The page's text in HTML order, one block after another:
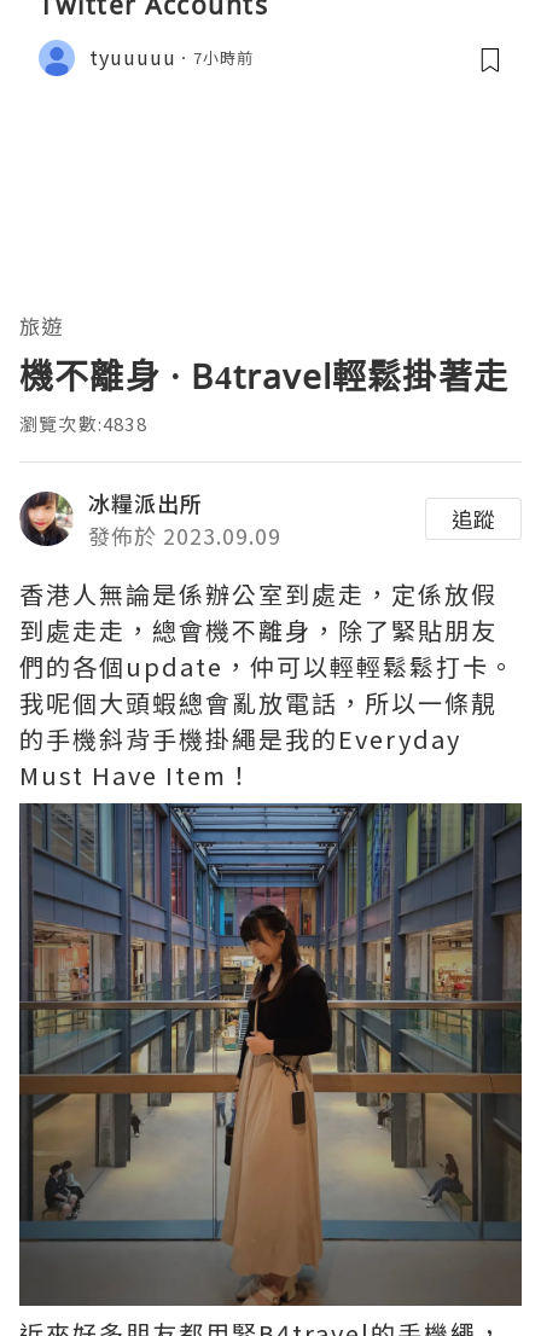
tyuuuuu 7小時前
旅遊
機不離身 · B4travel輕鬆掛著走
瀏覽次數:4838
冰糧派出所
發佈於 2023.09.09
追蹤
香港人無論是係辦公室到處走，定係放假
到處走走，總會機不離身，除了緊貼朋友
們的各個update，仲可以輕輕鬆鬆打卡。
我呢個大頭蝦總會亂放電話，所以一條靚
的手機斜背手機掛繩是我的Everyday
Must Have Item！